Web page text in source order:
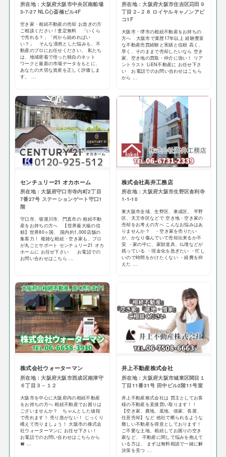
所在地：大阪府大阪市中央区南船場
3-7-27 NLC心斎橋ビル4F
空き家・相続不動産の売却 お急ぎの方
ご相談ください！査定無料 「いくら
で売れる？」「何から始めればい
い？」 そんな漠然とした悩みも、不
動産のプロにお任せください。 私たち
は、地域密着で培った独自のネット
ワークと最新の市場データをもとに、
あなたの大切な資産を正しく評価しま
す。 ...
所在地：大阪府大阪市住吉区苅田９
丁目２−２８ ロイヤルキャノンアビ
コ1F
大阪市・堺市の相続不動産をお持ちの
方へ 大阪市で業歴17年以上 経験豊富
な不動産売買経験と実績と信頼 高く、
早く、そのままで売却したいなら 空き
家、空き地の買取・仲介に強い！ リア
ントラスト LiEN不動産に お任せ下さ
い お電話でのお問い合わせはこちら
から ...
センチュリー21 オカホーム
所在地：大阪府守口市寺内町2丁目
7番27号 ステーションゲート守口1
階
守口市、寝屋川市、門真市の 相続不動
産をお持ちの方へ 【世界最大級の信
頼】世界80ヶ国、 国内約1,000店舗の
集客力！ 複雑な相続・空き家も、プロ
が丸ごとサポート センチュリー21 オカ
ホームに お任せ下さい お電話での
お問い合わせはこちら ...
株式会社高井工務店
所在地：大阪府大阪市生野区舎利寺
1-1-10
東大阪市全域、生野区、東成区、 平野
区、天王寺区などで 空き地・空き家の
売却をお考えの方へ こんなお悩みはあ
りませんか？ ・空き家を売りたい
が、かなり傷んでいて売却出来るか不
安 ・家の中に、家財道具、仏壇などが
残っている ・現金化を急ぎたい ・忙し
いので時間をかけたくない ・経費を抑
えた ...
株式会社ウォーターマン
所在地：大阪府大阪市西成区南津守
６丁目３－１２
大阪市を中心に大阪府内の相続不動産
をお持ちの方へ 相続不動産でお困りは
ございませんか？ ちゃんとした値段
で売れます！ 売り急がない！ じっくり
構えて売りましょう！ 大阪市の株式会
社ウォーターマンに お任せ下さい！
お電話でのお問い合わせはこちらから
☎ ...
井上不動産株式会社
所在地：大阪府大阪市城東区関目１
丁目11番31号 田中ビル2階11号室
井上不動産株式会社は 買主としてお客
様の不動産を直接買い取ります！！
【空き家、農地、底地、借家、長屋、
任意売却】など 他社で断られるような
難しい不動産を得意としております！
ご不要な土地、相続してお困りの空き
家など、 不動産に関して悩みを抱えて
いる方は、 まずは無料相談で一緒に解
決策を見つ ...